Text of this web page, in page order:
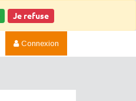
Je refuse
Connexion